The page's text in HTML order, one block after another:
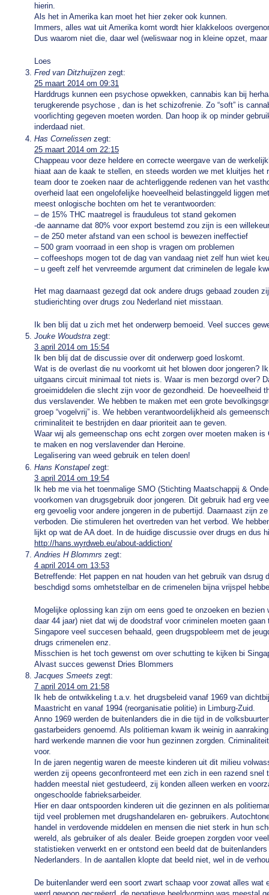
hierin.
Als het in Amerika kan moet het hier zeker ook kunnen.
Immers, alles wat uit Amerika komt wordt hier klakkeloos
Dus waarom niet die, daar wel (weliswaar nog in kleine opzet,
Loes
Fred van Ditzhuijzen zegt:
25 maart 2014 om 09:31
Harddrugs kunnen een psychose opwekken, cannabis kan bij
terugkerende psychose , dan is het schizofrenie. Zo “soft” is
voorlichting gegeven moeten worden. Dan hoop ik op minder
inderdaad niet.
Has Cornelissen zegt:
25 maart 2014 om 22:15
Chappeau voor deze heldere en correcte weergave van de
hiaat aan de kaak te stellen, en steeds worden we met kluitjes
team door te zoeken naar de achterliggende redenen van het
overheid laat een ongelofelijke hoeveelheid belastinggeld liggen
meest onlogische bochten om het te verantwoorden:
– de 15% THC maatregel is frauduleus tot stand gekomen
-de aanname dat 80% voor export bestemd zou zijn is een
– de 250 meter afstand van een school is bewezen ineffectief
– 500 gram voorraad in een shop is vragen om problemen
– coffeeshops mogen tot de dag van vandaag niet zelf hun wiet
– u geeft zelf het vervreemde argument dat criminelen de legale
Het mag daarnaast gezegd dat ook andere drugs gebaad zouden
studierichting over drugs zou Nederland niet misstaan.
Ik ben blij dat u zich met het onderwerp bemoeid. Veel succes
Jouke Woudstra zegt:
3 april 2014 om 15:54
Ik ben blij dat de discussie over dit onderwerp goed loskomt.
Wat is de overlast die nu voorkomt uit het blowen door jongeren?
uitgaans circuit minimaal tot niets is. Waar is men bezorgd over?
groeimiddelen die slecht zijn voor de gezondheid. De hoeveelheid
dus verslavender. We hebben te maken met een grote
groep “vogelvrij” is. We hebben verantwoordelijkheid als
criminaliteit te bestrijden en daar prioriteit aan te geven.
Waar wij als gemeenschap ons echt zorgen over moeten maken
te maken en nog verslavender dan Heroine.
Legalisering van weed gebruik en telen doen!
Hans Konstapel zegt:
3 april 2014 om 19:54
Ik heb me via het toenmalige SMO (Stichting Maatschappij &
voorkomen van drugsgebruik door jongeren. Dit gebruik had erg
erg gevoelig voor andere jongeren in de pubertijd. Daarnaast zijn
verboden. Die stimuleren het overtreden van het verbod. We
lijkt op wat de AA doet. In de huidige discussie over drugs en dus
http://hans.wyrdweb.eu/about-addiction/
Andries H Blommrs zegt:
4 april 2014 om 13:53
Betreffende: Het pappen en nat houden van het gebruik van
beschdigd soms omhetstelbar en de crimenelen bijna vrijspel
Mogelijke oplossing kan zijn om eens goed te onzoeken en
daar 44 jaar) niet dat wij de doodstraf voor criminelen moeten
Singapore veel succesen behaald, geen drugspobleem met de
drugs crimenelen enz.
Misschien is het toch gewenst om over schutting te kijken bi
Alvast succes gewenst Dries Blommers
Jacques Smeets zegt:
7 april 2014 om 21:58
Ik heb de ontwikkeling t.a.v. het drugsbeleid vanaf 1969 van
Maastricht en vanaf 1994 (reorganisatie politie) in Limburg-Zuid.
Anno 1969 werden de buitenlanders die in die tijd in de
gastarbeiders genoemd. Als politieman kwam ik weinig in
hard werkende mannen die voor hun gezinnen zorgden.
voor.
In de jaren negentig waren de meeste kinderen uit dit milieu
werden zij opeens geconfronteerd met een zich in een razend
hadden meestal niet gestudeerd, zij konden alleen werken en
ongeschoolde fabrieksarbeider.
Hier en daar ontspoorden kinderen uit die gezinnen en als
tijd veel problemen met drugshandelaren en- gebruikers.
handel in verdovende middelen en mensen die niet sterk in hun
wereld, als gebruiker of als dealer. Beide groepen zorgden voor
statistieken verwerkt en er ontstond een beeld dat de
Nederlanders. In de aantallen klopte dat beeld niet, wel in de
De buitenlander werd een soort zwart schaap voor zowat alles
werd gewoon gecreëerd, de negatieve beeldvorming was meestal